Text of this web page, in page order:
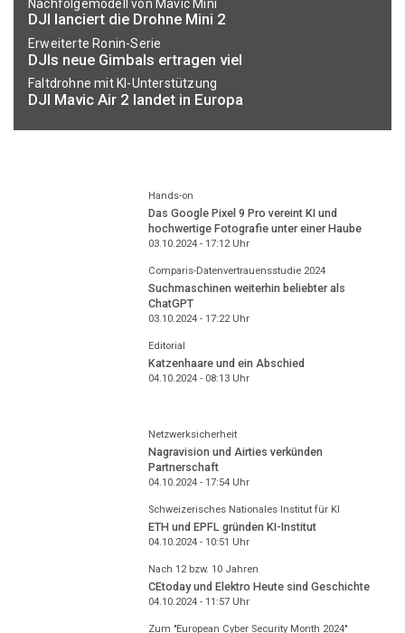
Nachfolgemodell von Mavic Mini
DJI lanciert die Drohne Mini 2
Erweiterte Ronin-Serie
DJIs neue Gimbals ertragen viel
Faltdrohne mit KI-Unterstützung
DJI Mavic Air 2 landet in Europa
Hands-on
Das Google Pixel 9 Pro vereint KI und
hochwertige Fotografie unter einer Haube
03.10.2024 - 17:12Uhr
Comparis-Datenvertrauensstudie 2024
Suchmaschinen weiterhin beliebter als
ChatGPT
03.10.2024 - 17:22Uhr
Editorial
Katzenhaare und ein Abschied
04.10.2024 - 08:13Uhr
Netzwerksicherheit
Nagravision und Airties verkünden
Partnerschaft
04.10.2024 - 17:54Uhr
Schweizerisches Nationales Institut für KI
ETH und EPFL gründen KI-Institut
04.10.2024 - 10:51 Uhr
Nach 12 bzw. 10 Jahren
CEtoday und Elektro Heute sind Geschichte
04.10.2024 - 11:57Uhr
Zum "European Cyber Security Month 2024"